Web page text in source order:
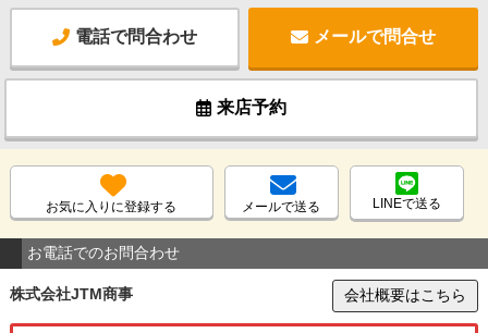
電話で問合わせ メールで問合せ
来店予約
お気に入りに登録する メールで送る LINEで送る
お電話でのお問合わせ
株式会社JTM商事 会社概要はこちら